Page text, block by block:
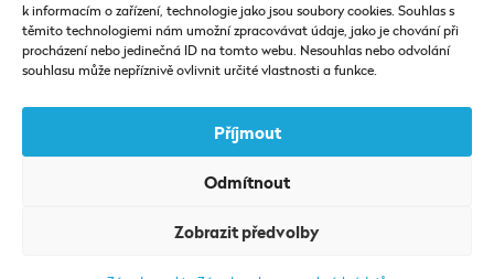
k informacím o zařízení, technologie jako jsou soubory cookies. Souhlas s
těmito technologiemi nám umožní zpracovávat údaje, jako je chování při
procházení nebo jedinečná ID na tomto webu. Nesouhlas nebo odvolání
souhlasu může nepříznivě ovlivnit určité vlastnosti a funkce.
Příjmout
Odmítnout
Zobrazit předvolby
Naše projekty spolufinancované EU